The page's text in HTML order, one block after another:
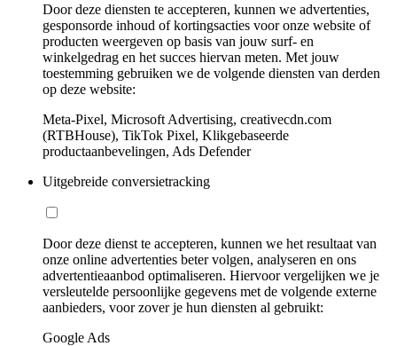
Door deze diensten te accepteren, kunnen we advertenties,
gesponsorde inhoud of kortingsacties voor onze website of
producten weergeven op basis van jouw surf- en
winkelgedrag en het succes hiervan meten. Met jouw
toestemming gebruiken we de volgende diensten van derden
op deze website:
Meta-Pixel, Microsoft Advertising, creativecdn.com
(RTBHouse), TikTok Pixel, Klikgebaseerde
productaanbevelingen, Ads Defender
Uitgebreide conversietracking
Door deze dienst te accepteren, kunnen we het resultaat van
onze online advertenties beter volgen, analyseren en ons
advertentieaanbod optimaliseren. Hiervoor vergelijken we je
versleutelde persoonlijke gegevens met de volgende externe
aanbieders, voor zover je hun diensten al gebruikt:
Google Ads